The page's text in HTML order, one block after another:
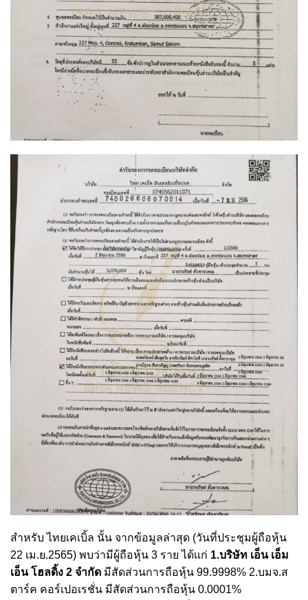
สำหรับ ไทยเคเบิ้ล นั้น จากข้อมูลล่าสุด (วันที่ประชุมผู้ถือหุ้น
22 เม.ย.2565) พบว่ามีผู้ถือหุ้น 3 ราย ได้แก่ 1.บริษัท เอ็น เอ็ม
เอ็น โฮลดิ้ง 2 จำกัด มีสัดส่วนการถือหุ้น 99.9998% 2.บมจ.ส
ตาร์ค คอร์เปอเรชั่น มีสัดส่วนการถือหุ้น 0.0001%